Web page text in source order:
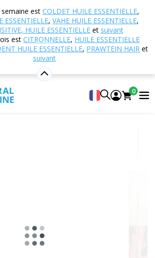
est COLDET HUILE ESSENTIELLE,
ESSENTIELLE, VAHE HUILE ESSENTIELLE,
HUILE ESSENTIELLEet suivant
est CITRONNELLE, HUILE ESSENTIELLE
HUILE ESSENTIELLE, PRAWTEIN HAIR et
suivant
0
en ligne
Baumes à lèvres
Baume à lèvres
- GOLD LIPS BIO
ORGANIC
votre propre évaluation